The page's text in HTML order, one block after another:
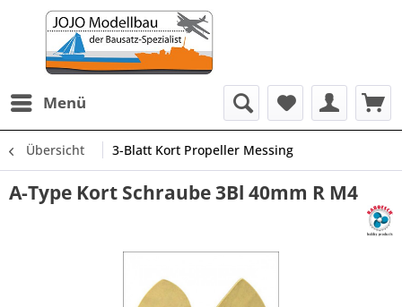
Menü
Übersicht 3-Blatt Kort Propeller Messing
A-Type Kort Schraube 3Bl 40mm R M4